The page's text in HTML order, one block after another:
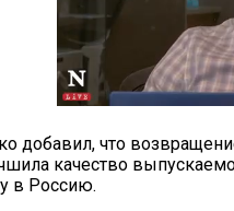
добавил, что
качество
в Россию.